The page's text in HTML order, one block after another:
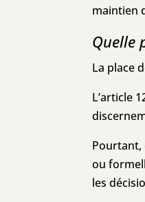
maintien
Quelle
La place
L’article
Pourtant,
ou
les